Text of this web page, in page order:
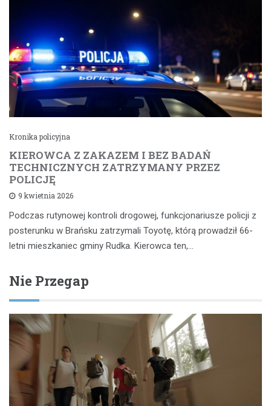
Kronika policyjna
KIEROWCA Z ZAKAZEM I BEZ BADAŃ
TECHNICZNYCH ZATRZYMANY PRZEZ
POLICJĘ
9 kwietnia 2026
Podczas rutynowej kontroli drogowej, funkcjonariusze policji z
posterunku w Brańsku zatrzymali Toyotę, którą prowadził 66-
letni mieszkaniec gminy Rudka. Kierowca ten,…
Nie Przegap